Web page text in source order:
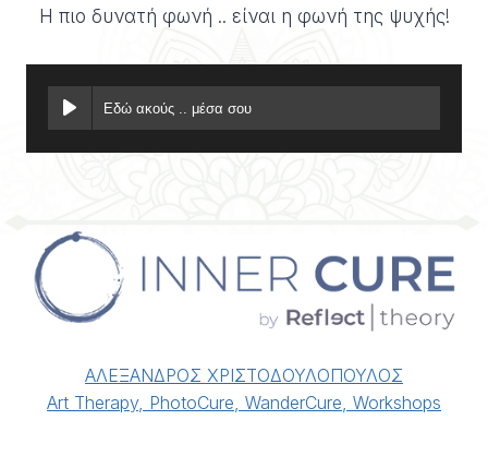
Η πιο δυνατή φωνή .. είναι η φωνή της ψυχής!
Εδώ ακούς .. μέσα σου
ΑΛΕΞΑΝΔΡΟΣ ΧΡΙΣΤΟΔΟΥΛΟΠΟΥΛΟΣ
Art Therapy, PhotoCure, WanderCure, Workshops